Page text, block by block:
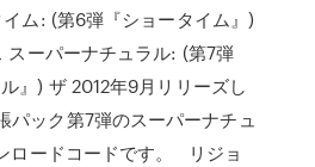
ム: (第6弾『ショータイム』)
スーパーナチュラル: (第7弾
』) ザ 2012年9月リリーズし
パック第7弾のスーパーナチュ
ロードコードです。 リジョ